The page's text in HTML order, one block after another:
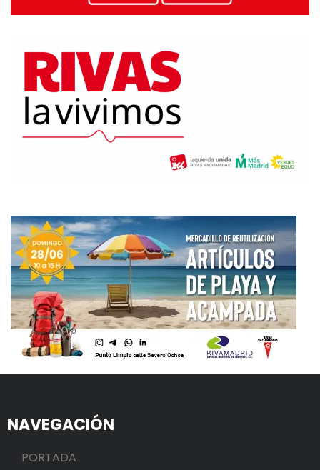
NAVEGACIÓN
PORTADA